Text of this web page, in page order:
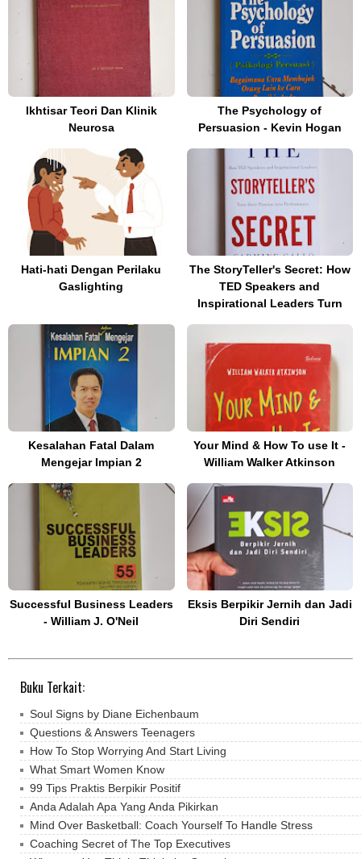
Ikhtisar Teori Dan Klinik
Neurosa
The Psychology of
Persuasion - Kevin Hogan
Hati-hati Dengan Perilaku
Gaslighting
The StoryTeller's Secret: How
TED Speakers and
Inspirational Leaders Turn
Kesalahan Fatal Dalam
Mengejar Impian 2
Your Mind & How To use It -
William Walker Atkinson
Successful Business Leaders
- William J. O'Neil
Eksis Berpikir Jernih dan Jadi
Diri Sendiri
Buku Terkait:
Soul Signs by Diane Eichenbaum
Questions & Answers Teenagers
How To Stop Worrying And Start Living
What Smart Women Know
99 Tips Praktis Berpikir Positif
Anda Adalah Apa Yang Anda Pikirkan
Mind Over Basketball: Coach Yourself To Handle Stress
Coaching Secret of The Top Executives